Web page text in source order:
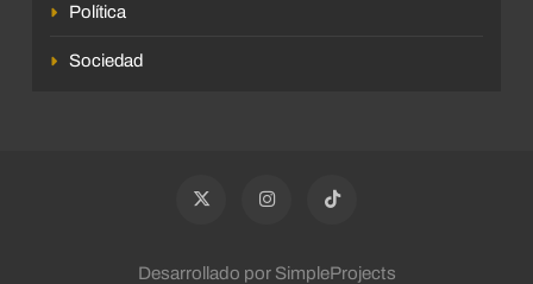
Política
Sociedad
Desarrollado por SimpleProjects